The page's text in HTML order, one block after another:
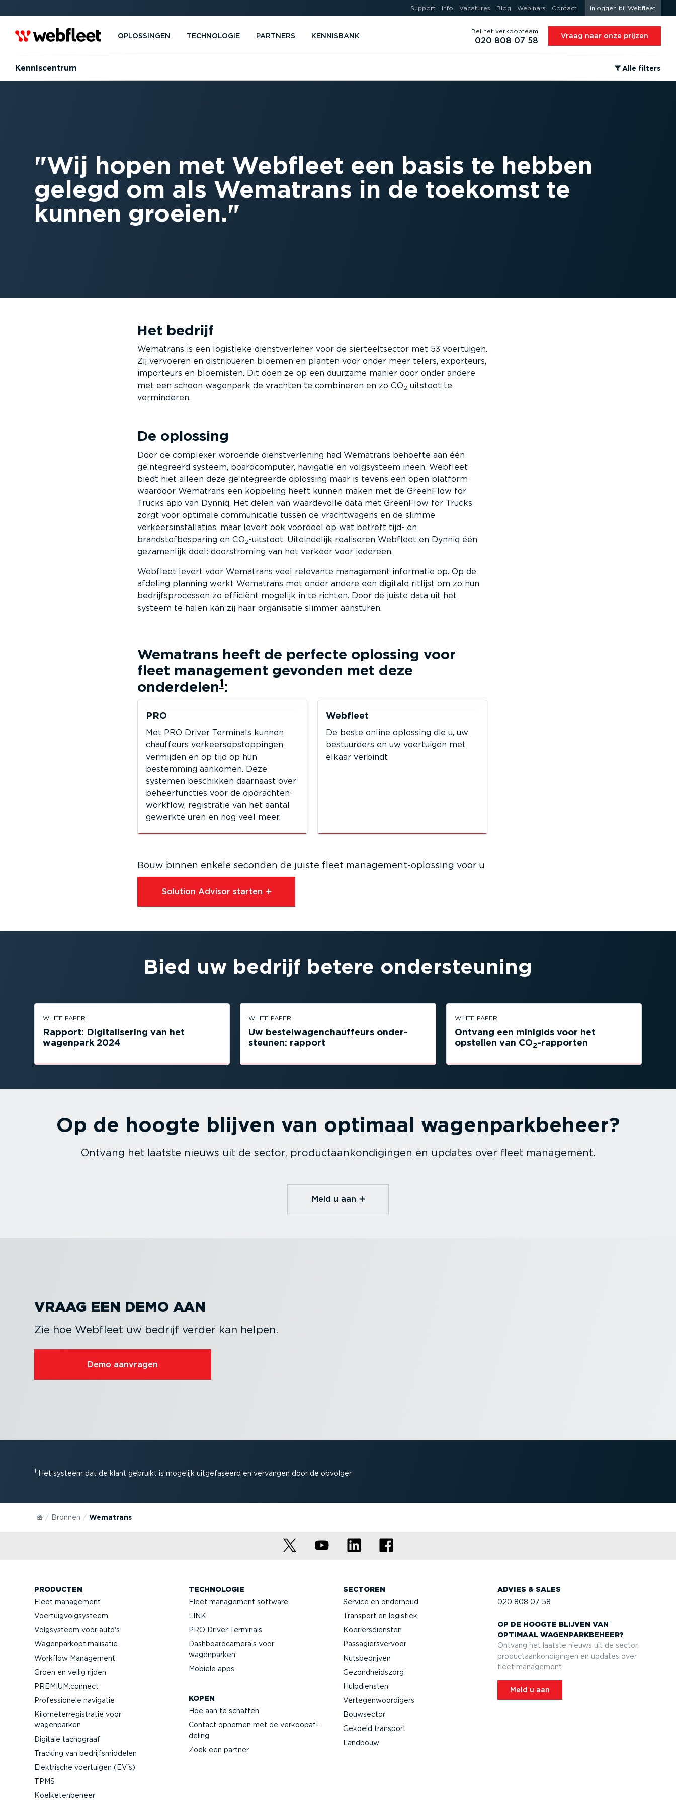
Support Info Vacatures Blog Webinars Contact Inloggen bij Webfleet
OPLOSSINGEN TECHNOLOGIE PARTNERS KENNISBANK
Bel het verkoopteam
020 808 07 58 Vraag naar onze prijzen
Kennis­centrum ⁠Alle filters
Wij hopen met Webfleet een basis te hebben
gelegd om als Wematrans in de toekomst te
kunnen groeien.
Het bedrijf
Wematrans is een logistieke dienstverlener voor de sierteeltsector met 53 voertuigen.
Zij vervoeren en distribueren bloemen en planten voor onder meer telers, exporteurs,
importeurs en bloemisten. Dit doen ze op een duurzame manier door onder andere
met een schoon wagenpark de vrachten te combineren en zo CO2 uitstoot te
verminderen.
De oplossing
Door de complexer wordende dienstverlening had Wematrans behoefte aan één
geïntegreerd systeem, boardcomputer, navigatie en volgsysteem ineen. Webfleet
biedt niet alleen deze geïntegreerde oplossing maar is tevens een open platform
waardoor Wematrans een koppeling heeft kunnen maken met de GreenFlow for
Trucks app van Dynniq. Het delen van waardevolle data met GreenFlow for Trucks
zorgt voor optimale communicatie tussen de vrachtwagens en de slimme
verkeersinstallaties, maar levert ook voordeel op wat betreft tijd- en
brandstofbesparing en CO2-uitstoot. Uiteindelijk realiseren Webfleet en Dynniq één
gezamenlijk doel: doorstroming van het verkeer voor iedereen.
Webfleet levert voor Wematrans veel relevante management informatie op. Op de
afdeling planning werkt Wematrans met onder andere een digitale ritlijst om zo hun
bedrijfsprocessen zo efficiënt mogelijk in te richten. Door de juiste data uit het
systeem te halen kan zij haar organisatie slimmer aansturen.
Wematrans heeft de perfecte oplossing voor
fleet management gevonden met deze
onderdelen1:
PRO
Met PRO Driver Terminals kunnen
chauffeurs verkeers­op­stop­pingen
vermijden en op tijd op hun
bestemming aankomen. Deze
systemen beschikken daarnaast over
beheer­functies voor de opdrach­ten­
workflow, registratie van het aantal
gewerkte uren en nog veel meer.
Webfleet
De beste online oplossing die u, uw
bestuurders en uw voertuigen met
elkaar verbindt
Bouw binnen enkele seconden de juiste fleet manage­ment-op­lossing voor u
Solution Advisor starten⁠
Bied uw bedrijf betere onder­steuning
WHITE PAPER
Rapport: Digita­li­sering van het
wagenpark 2024
WHITE PAPER
Uw bestel­wa­gen­chauf­feurs onder­
steunen: rapport
WHITE PAPER
Ontvang een minigids voor het
opstellen van CO2-rapporten
Op de hoogte blijven van optimaal wagen­park­beheer?
Ontvang het laatste nieuws uit de sector, product­aan­kon­di­gingen en updates over fleet management.
Meld u aan
VRAAG EEN DEMO AAN
Zie hoe Webfleet uw bedrijf verder kan helpen.
Demo aanvragen
1 Het systeem dat de klant gebruikt is mogelijk uitge­fa­seerd en vervangen door de opvolger
Bronnen Wematrans
PRODUCTEN
Fleet management
Voertuig­volg­systeem
Volgsysteem voor auto's
Wagen­par­kop­ti­ma­li­satie
Workflow Management
Groen en veilig rijden
PREMIUM.connect
Profes­si­onele navigatie
Kilome­ter­re­gi­stratie voor
wagenparken
Digitale tachograaf
Tracking van bedrijfs­mid­delen
Elektrische voertuigen (EV's)
TPMS
Koelke­ten­beheer
TECHNOLOGIE
Fleet management software
LINK
PRO Driver Terminals
Dashboard­camera’s voor
wagenparken
Mobiele apps
KOPEN
Hoe aan te schaffen
Contact opnemen met de verkoop­af­
deling
Zoek een partner
SECTOREN
Service en onderhoud
Transport en logistiek
Koeriers­diensten
Passa­giers­vervoer
Nutsbe­drijven
Gezond­heidszorg
Hulpdiensten
Verte­gen­woor­digers
Bouwsector
Gekoeld transport
Landbouw
ADVIES & SALES
020 808 07 58
OP DE HOOGTE BLIJVEN VAN
OPTIMAAL WAGEN­PARK­BEHEER?
Ontvang het laatste nieuws uit de sector,
product­aan­kon­di­gingen en updates over
fleet management.
Meld u aan